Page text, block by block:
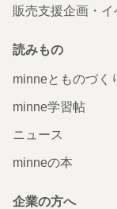
販売支援企画・イ
読みもの
minneとものづく
minne学習帖
ニュース
minneの本
企業の方へ